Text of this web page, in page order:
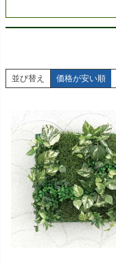
並び替え 価格が安い順